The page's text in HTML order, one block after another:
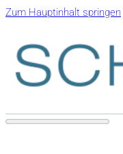
Zum Hauptinhalt springen